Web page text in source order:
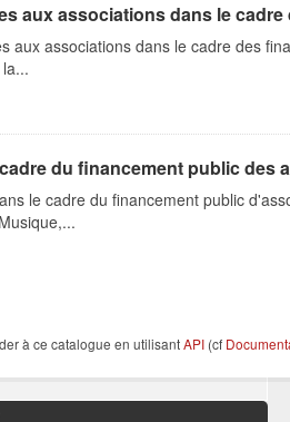
aux associations dans le
aux associations dans le cadre des
du financement public des
le cadre du financement public
à ce catalogue en utilisantAPI (cf